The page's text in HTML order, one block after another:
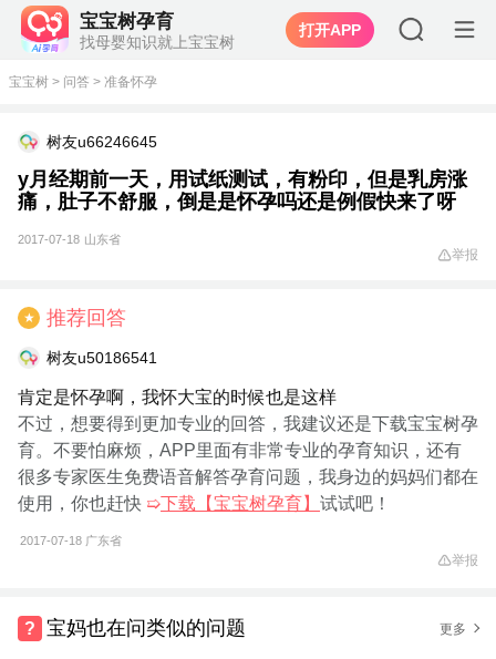
宝宝树孕育
找母婴知识就上宝宝树
打开APP
宝宝树 > 问答 > 准备怀孕
树友u66246645
y月经期前一天，用试纸测试，有粉印，但是乳房涨
痛，肚子不舒服，倒是是怀孕吗还是例假快来了呀
2017-07-18 山东省
举报
★ 推荐回答
树友u50186541
肯定是怀孕啊，我怀大宝的时候也是这样
不过，想要得到更加专业的回答，我建议还是下载宝宝树孕
育。不要怕麻烦，APP里面有非常专业的孕育知识，还有
很多专家医生免费语音解答孕育问题，我身边的妈妈们都在
使用，你也赶快 ➯下载【宝宝树孕育】 试试吧！
2017-07-18 广东省
举报
宝妈也在问类似的问题 更多